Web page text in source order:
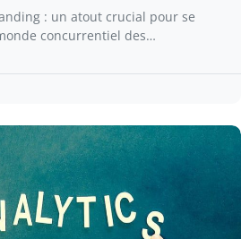
: un atout crucial pour se
concurrentiel des…